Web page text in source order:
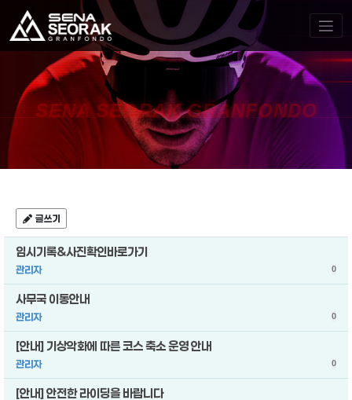
SENA SEORAK GRANFONDO
글쓰기
임시기록&사진확인바로가기
관리자 0
사무국 이동안내
관리자 0
[안내] 기상악화에 따른 코스 축소 운영 안내
관리자 0
[안내] 안전한 라이딩을 바랍니다